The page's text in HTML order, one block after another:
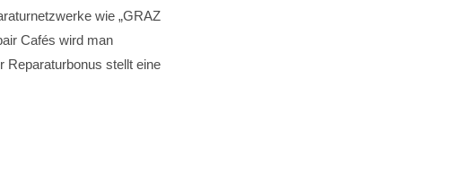
wie „GRAZ
Cafés wird man
Reparaturbonus stellt eine